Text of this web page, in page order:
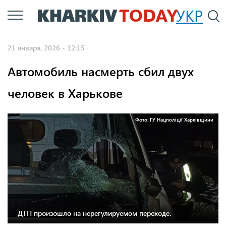
Перейти
к
УКР
21 января, 2026 - 12:15
Автомобиль насмерть сбил двух
человек в Харькове
Фото: ГУ Нацполіції Харківщини
ДТП произошло на нерегулируемом переходе.